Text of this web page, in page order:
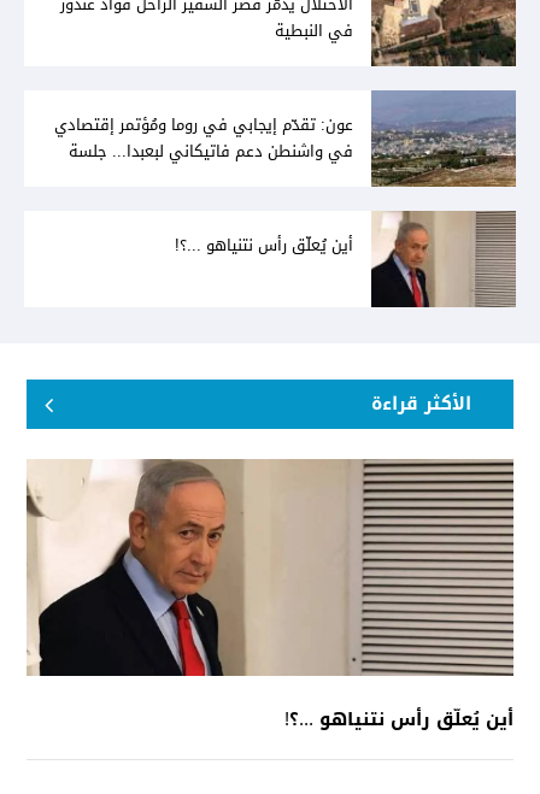
في النبطية
عون: تقدّم إيجابي في روما ومُؤتمر إقتصادي
في واشنطن دعم فاتيكاني لبعبدا... جلسة
أين يُعلّق رأس نتنياهو ...؟!
الأكثر قراءة
أين يُعلّق رأس نتنياهو ...؟!